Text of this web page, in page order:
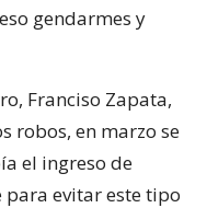
gendarmes y
Franciso Zapata,
robos, en marzo se
el ingreso de
evitar este tipo